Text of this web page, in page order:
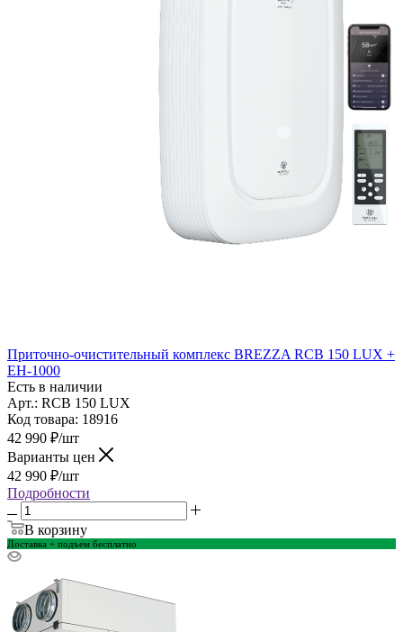
Приточно-очистительный комплекс BREZZA RCB 150 LUX +
EH-1000
Есть в наличии
Арт.: RCB 150 LUX
Код товара: 18916
42 990 ₽/шт
Варианты цен
42 990 ₽/шт
Подробности
В корзину
Доставка + подъем бесплатно